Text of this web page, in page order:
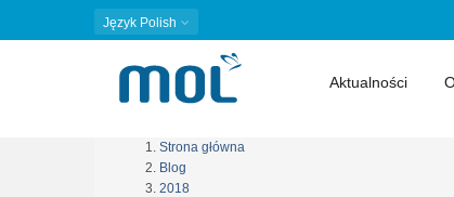
Język Polish
Aktualności
Ścieżka
Strona główna
Blog
2018